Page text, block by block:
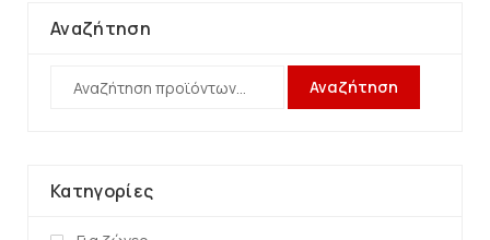
Αναζήτηση
Αναζήτηση
Κατηγορίες